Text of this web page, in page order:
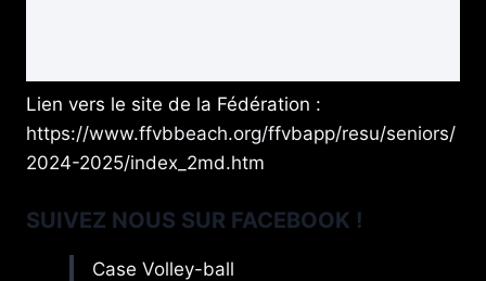
Lien vers le site de la Fédération :
https://www.ffvbbeach.org/ffvbapp/resu/seniors/
2024-2025/index_2md.htm
SUIVEZ NOUS SUR FACEBOOK !
Case Volley-ball